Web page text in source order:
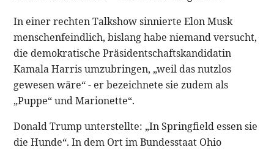
In einer rechten Talkshow sinnierte Elon Musk
menschenfeindlich, bislang habe niemand versucht,
die demokratische Präsidentschaftskandidatin
Kamala Harris umzubringen, „weil das nutzlos
gewesen wäre“ - er bezeichnete sie zudem als
„Puppe“ und Marionette“.
Donald Trump unterstellte: „In Springfield essen sie
die Hunde“. In dem Ort im Bundesstaat Ohio